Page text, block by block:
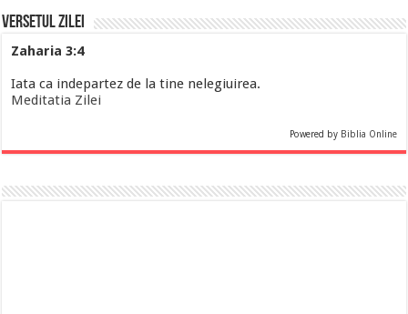
Versetul Zilei
Zaharia 3:4
Iata ca indepartez de la tine nelegiuirea.
Meditatia Zilei
Powered by Biblia Online